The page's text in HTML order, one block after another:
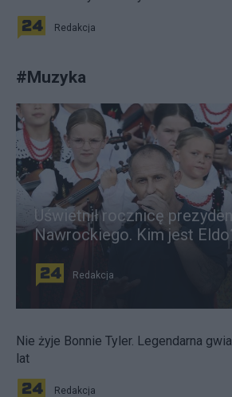
Redakcja
#Muzyka
Uświetnił rocznicę
Nawrockiego. Kim jest
Redakcja
Nie żyje Bonnie Tyler. Legendarna
lat
Redakcja